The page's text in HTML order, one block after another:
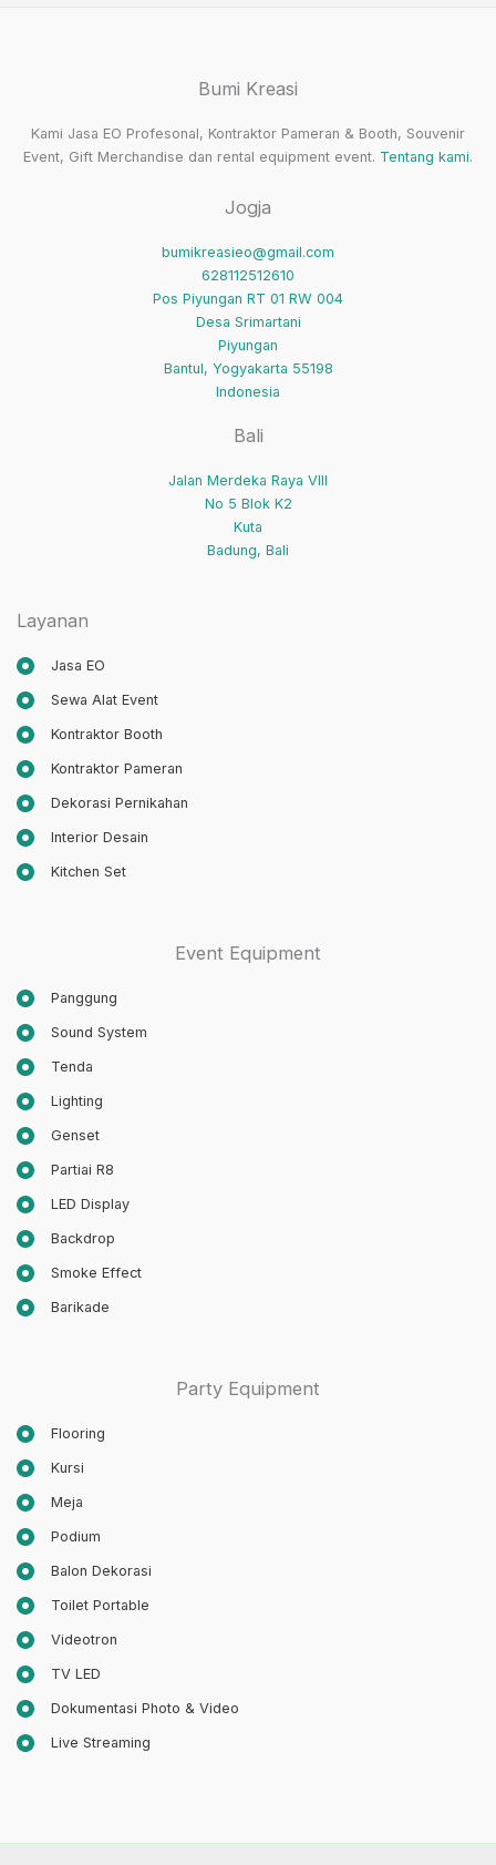
Murah
Bumi Kreasi
Kami Jasa EO Profesonal, Kontraktor Pameran & Booth, Souvenir
Event, Gift Merchandise dan rental equipment event. Tentang kami.
Jogja
bumikreasieo@gmail.com
628112512610
Pos Piyungan RT 01 RW 004
Desa Srimartani
Piyungan
Bantul, Yogyakarta 55198
Indonesia
Bali
Jalan Merdeka Raya VIII
No 5 Blok K2
Kuta
Badung, Bali
Layanan
Jasa EO
Sewa Alat Event
Kontraktor Booth
Kontraktor Pameran
Dekorasi Pernikahan
Interior Desain
Kitchen Set
Event Equipment
Panggung
Sound System
Tenda
Lighting
Genset
Partiai R8
LED Display
Backdrop
Smoke Effect
Barikade
Party Equipment
Flooring
Kursi
Meja
Podium
Balon Dekorasi
Toilet Portable
Videotron
TV LED
Dokumentasi Photo & Video
Live Streaming